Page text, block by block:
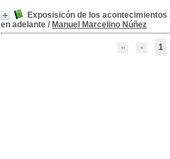
Exposisicón de los
en adelante / Manuel Marcelino Núñez
1